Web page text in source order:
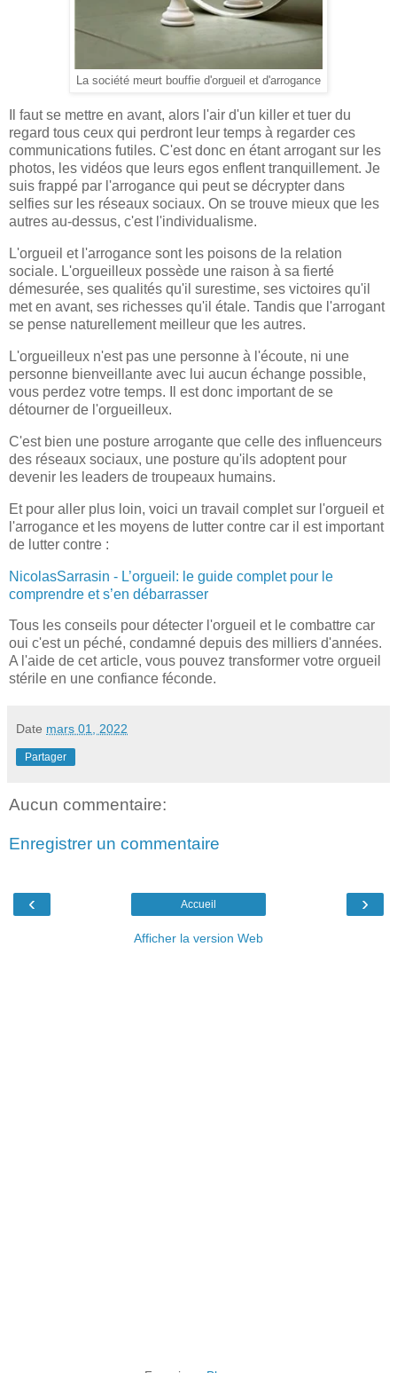
La société meurt bouffie d'orgueil et d'arrogance
Il faut se mettre en avant, alors l'air d'un killer et tuer du
regard tous ceux qui perdront leur temps à regarder ces
communications futiles. C'est donc en étant arrogant sur les
photos, les vidéos que leurs egos enflent tranquillement. Je
suis frappé par l'arrogance qui peut se décrypter dans
selfies sur les réseaux sociaux. On se trouve mieux que les
autres au-dessus, c'est l'individualisme.
L'orgueil et l'arrogance sont les poisons de la relation
sociale. L'orgueilleux possède une raison à sa fierté
démesurée, ses qualités qu'il surestime, ses victoires qu'il
met en avant, ses richesses qu'il étale. Tandis que l'arrogant
se pense naturellement meilleur que les autres.
L'orgueilleux n'est pas une personne à l'écoute, ni une
personne bienveillante avec lui aucun échange possible,
vous perdez votre temps. Il est donc important de se
détourner de l'orgueilleux.
C'est bien une posture arrogante que celle des influenceurs
des réseaux sociaux, une posture qu'ils adoptent pour
devenir les leaders de troupeaux humains.
Et pour aller plus loin, voici un travail complet sur l'orgueil et
l'arrogance et les moyens de lutter contre car il est important
de lutter contre :
NicolasSarrasin - L’orgueil: le guide complet pour le
comprendre et s’en débarrasser
Tous les conseils pour détecter l'orgueil et le combattre car
oui c'est un péché, condamné depuis des milliers d'années.
A l'aide de cet article, vous pouvez transformer votre orgueil
stérile en une confiance féconde.
Date mars 01, 2022
Partager
Aucun commentaire:
Enregistrer un commentaire
‹ ›
Accueil
Afficher la version Web